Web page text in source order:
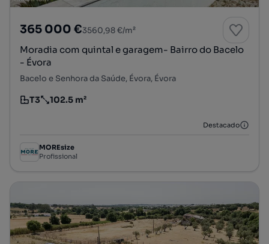
365 000 €3560,98 €/m²
Moradia com quintal e garagem- Bairro do Bacelo
- Évora
Bacelo e Senhora da Saúde, Évora, Évora
Tipologia
T3
Preço por metro quadrado
102.5 m²
Destacado
MOREsize
Profissional